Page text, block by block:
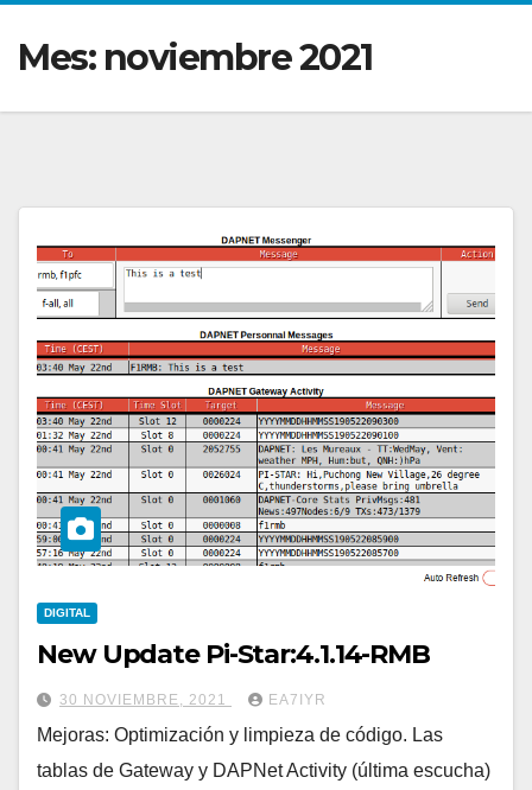
Mes: noviembre 2021
DIGITAL
New Update Pi-Star:4.1.14-RMB
30 NOVIEMBRE, 2021 EA7IYR
Mejoras: Optimización y limpieza de código. Las
tablas de Gateway y DAPNet Activity (última escucha)